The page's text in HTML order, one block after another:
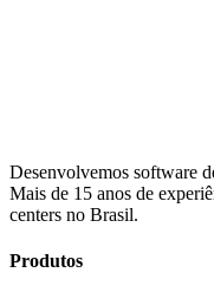
Desenvolvemos software
Mais de 15 anos de
centers no Brasil.
Produtos